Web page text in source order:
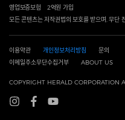
영업보증보험
2억원 가입
모든 콘텐츠는 저작권법의 보호를 받으며, 무단
이용약관 개인정보처리방침
문의
이메일주소무단수집거부
ABOUT US
COPYRIGHT HERALD CORPORATION